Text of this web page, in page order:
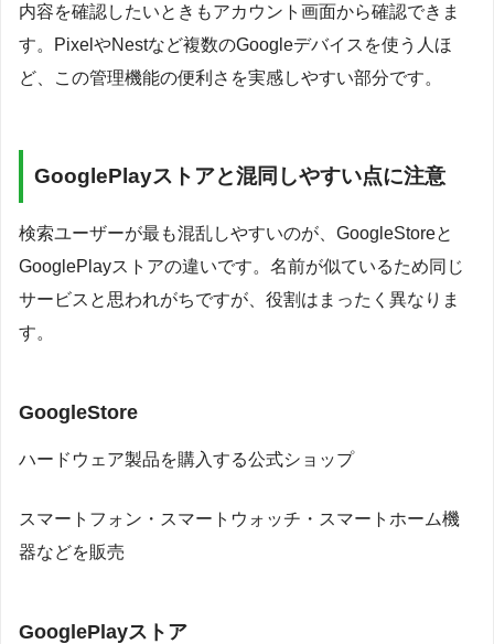
内容を確認したいときもアカウント画面から確認できま
す。PixelやNestなど複数のGoogleデバイスを使う人ほ
ど、この管理機能の便利さを実感しやすい部分です。
GooglePlayストアと混同しやすい点に注意
検索ユーザーが最も混乱しやすいのが、GoogleStoreと
GooglePlayストアの違いです。名前が似ているため同じ
サービスと思われがちですが、役割はまったく異なりま
す。
GoogleStore
ハードウェア製品を購入する公式ショップ
スマートフォン・スマートウォッチ・スマートホーム機
器などを販売
GooglePlayストア